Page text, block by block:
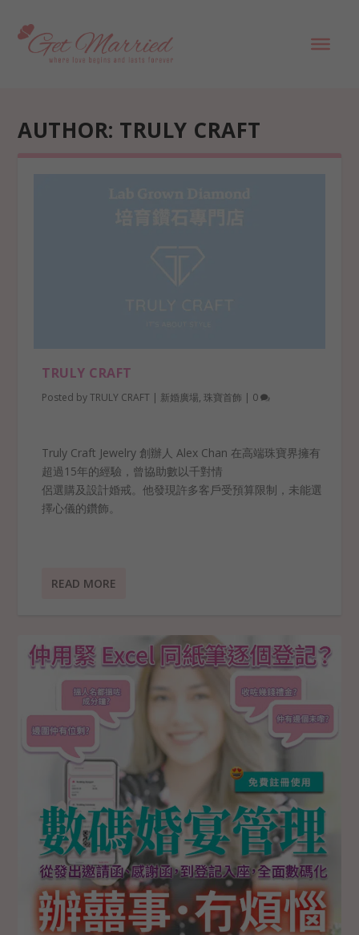
AUTHOR: TRULY CRAFT
TRULY CRAFT
Posted byTRULY CRAFT | 新婚廣場,珠寶首飾 | 0
Truly Craft Jewelry 創辦人 Alex Chan 在高端珠寶界擁有
超過15年的經驗，曾協助數以千對情
侶選購及設計婚戒。他發現許多客戶受預算限制，未能選
擇心儀的鑽飾。
READ MORE